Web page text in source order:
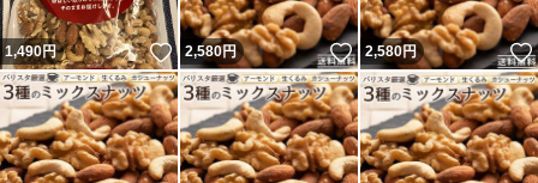
1,490円 いいね！
2,580円 いいね！
2,580円